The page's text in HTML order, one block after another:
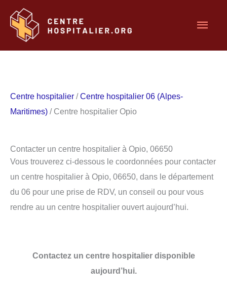
contenu
Centre hospitalier /Centre hospitalier 06 (Alpes-
Maritimes) / Centre hospitalier Opio
Contacter un centre hospitalier à Opio, 06650
Vous trouverez ci-dessous le coordonnées pour contacter
un centre hospitalier à Opio, 06650, dans le département
du 06 pour une prise de RDV, un conseil ou pour vous
rendre au un centre hospitalier ouvert aujourd’hui.
Contactez un centre hospitalier disponible
aujourd’hui.